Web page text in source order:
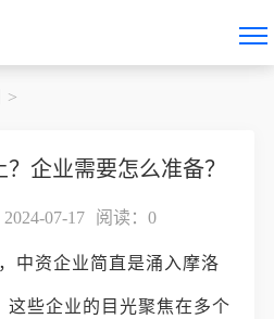
企业需要怎么准备？
07-17 阅读： 0
中资企业简直是涌入摩洛
这些企业的目光聚焦在多个